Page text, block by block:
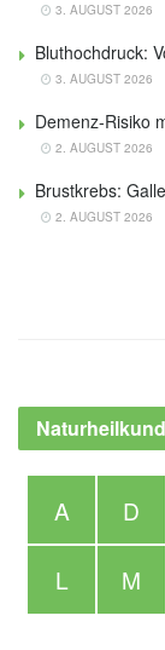
3. AUGUST 2026
Bluthochdruck:
3. AUGUST 2026
Demenz-Risiko
2. AUGUST 2026
Brustkrebs:
2. AUGUST 2026
A D
L M